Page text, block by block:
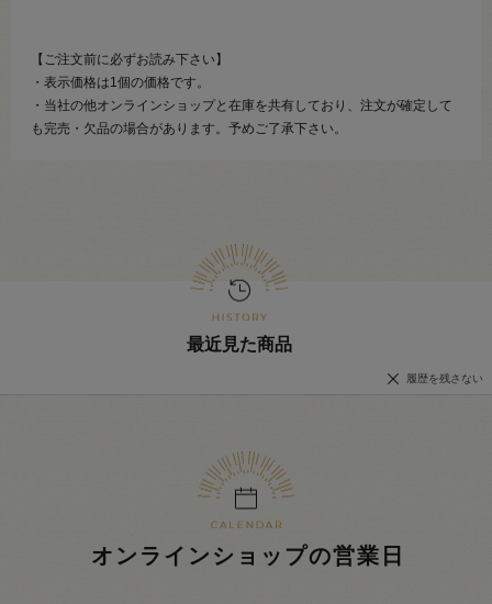
【ご注文前に必ずお読み下さい】
・表示価格は1個の価格です。
・当社の他オンラインショップと在庫を共有しており、注文が確定して
も完売・欠品の場合があります。予めご了承下さい。
最近見た商品
履歴を残さない
オンラインショップの営業日